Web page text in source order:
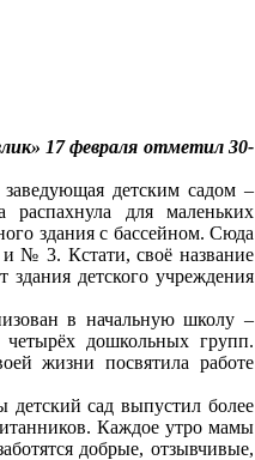
17 февраля отметил 30-
детским садом –
для маленьких
здания с бассейном. Сюда
№ 3. Кстати, своё название
детского учреждения
в начальную школу –
дошкольных групп.
жизни посвятила работе
детский сад выпустил более
Каждое утро мамы
добрые, отзывчивые,